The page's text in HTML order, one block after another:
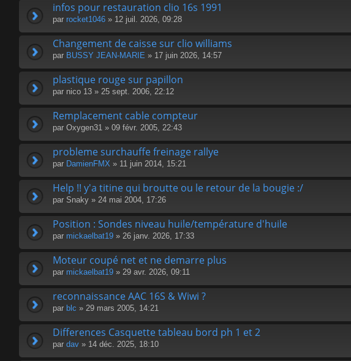
infos pour restauration clio 16s 1991
par rocket1046 » 12 juil. 2026, 09:28
Changement de caisse sur clio williams
par BUSSY JEAN-MARIE » 17 juin 2026, 14:57
plastique rouge sur papillon
par nico 13 » 25 sept. 2006, 22:12
Remplacement cable compteur
par Oxygen31 » 09 févr. 2005, 22:43
probleme surchauffe freinage rallye
par DamienFMX » 11 juin 2014, 15:21
Help !! y'a titine qui broutte ou le retour de la bougie :/
par Snaky » 24 mai 2004, 17:26
Position : Sondes niveau huile/température d'huile
par mickaelbat19 » 26 janv. 2026, 17:33
Moteur coupé net et ne demarre plus
par mickaelbat19 » 29 avr. 2026, 09:11
reconnaissance AAC 16S & Wiwi ?
par blc » 29 mars 2005, 14:21
Differences Casquette tableau bord ph 1 et 2
par dav » 14 déc. 2025, 18:10